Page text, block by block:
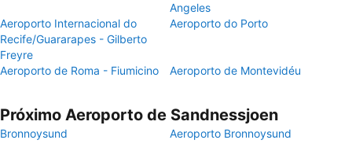
Angeles
Aeroporto Internacional do
Recife/Guararapes - Gilberto
Freyre
Aeroporto do Porto
Aeroporto de Roma - Fiumicino Aeroporto de Montevidéu
Próximo Aeroporto de Sandnessjoen
Bronnoysund Aeroporto Bronnoysund